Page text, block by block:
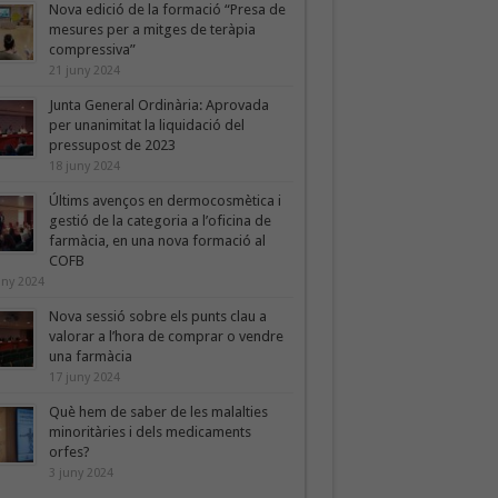
Nova edició de la formació “Presa de
mesures per a mitges de teràpia
compressiva”
21 juny 2024
Junta General Ordinària: Aprovada
per unanimitat la liquidació del
pressupost de 2023
18 juny 2024
Últims avenços en dermocosmètica i
gestió de la categoria a l’oficina de
farmàcia, en una nova formació al
COFB
2024
Nova sessió sobre els punts clau a
valorar a l’hora de comprar o vendre
una farmàcia
17 juny 2024
Què hem de saber de les malalties
minoritàries i dels medicaments
orfes?
3 juny 2024